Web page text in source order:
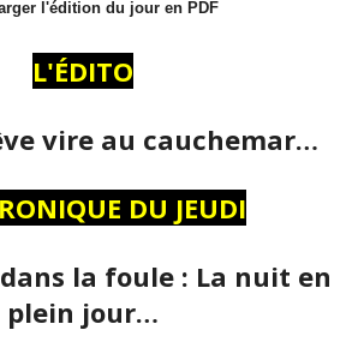
l'édition du jour en PDF
L'ÉDITO
vire au cauchemar…
DU JEUDI
la foule : La nuit en
plein jour…